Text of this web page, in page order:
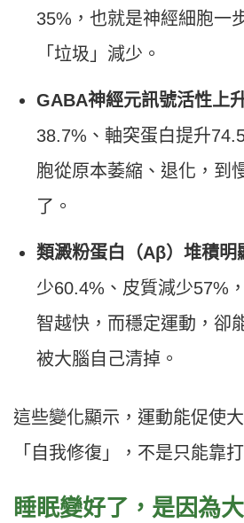
35%，也就是神經細胞一
「垃圾」減少。
GABA神經元訊號活性上
38.7%、軸突蛋白提升
胞從原本萎縮、退化，到
了。
類澱粉蛋白（Aβ）堆積明
少60.4%、皮質減少57%
智越快，而穩定運動，卻
被大腦自己清掉。
這些變化顯示，運動能促使
「自我修復」，不是只能靠
睡眠變好了，是因為